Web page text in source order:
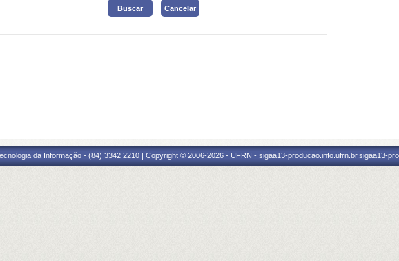
da Informação - (84) 3342 2210 | Copyright © 2006-2026 - UFRN - sigaa13-producao.info.ufrn.br.sigaa13-